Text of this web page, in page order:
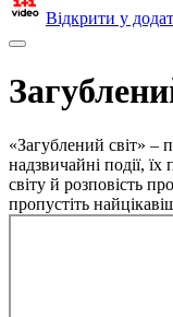
Відкрити у
«Загублений світ» –
надзвичайні події,
світу й розповість
пропустіть